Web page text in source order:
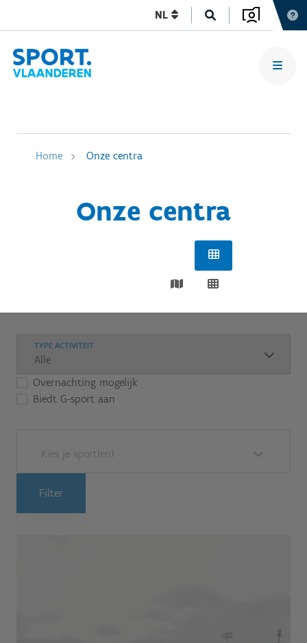
NL
Home Onze centra
Onze centra
TYPE ACTIVITEIT
Overnachting mogelijk
Biedt G-sport aan
Kies je sport(en)
Filter